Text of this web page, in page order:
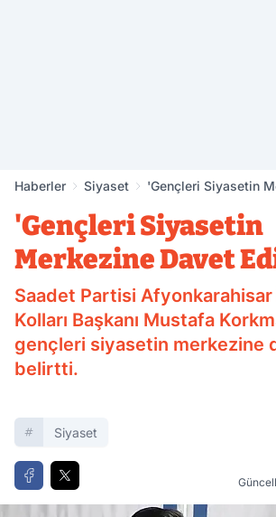
Haberler Siyaset
'Gençleri Siyasetin
'Gençleri Siyasetin
Merkezine Davet
Saadet Partisi
Kolları Başkanı Mustafa
gençleri siyasetin merkezine
belirtti.
Siyaset